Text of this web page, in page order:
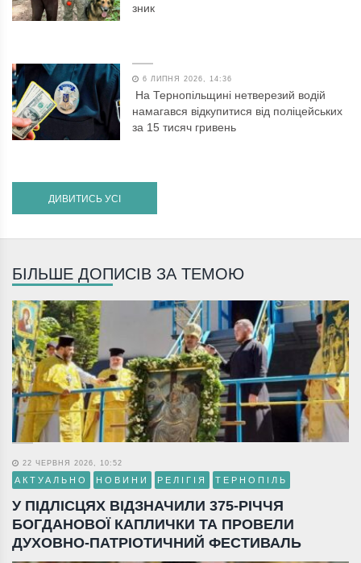
зник
6 ЛИПНЯ 2026, 14:36
На Тернопільщині нетверезий водій
намагався відкупитися від поліцейських
за 15 тисяч гривень
ДИВИТИСЬ УСІ
БІЛЬШЕ ДОПИСІВ ЗА ТЕМОЮ
22 ЧЕРВНЯ 2026, 10:52
АКТУАЛЬНО НОВИНИ РЕЛІГІЯ ТЕРНОПІЛЬ
У ПІДЛІСЦЯХ ВІДЗНАЧИЛИ 375-РІЧЧЯ
БОГДАНОВОЇ КАПЛИЧКИ ТА ПРОВЕЛИ
ДУХОВНО-ПАТРІОТИЧНИЙ ФЕСТИВАЛЬ